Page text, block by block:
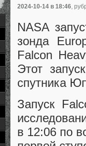
2024-10-14 в 18:46,
NASA
зонда
Falcon
Этот
спутника
Запуск
в 12:06 по